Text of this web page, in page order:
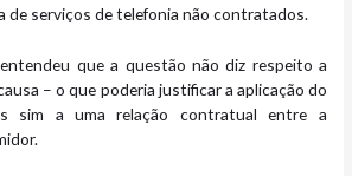
de serviços de telefonia não contratados.
que a questão não diz respeito a
– o que poderia justificar a aplicação do
sim a uma relação contratual entre a